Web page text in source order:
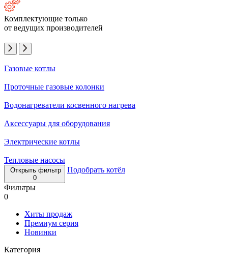
Комплектующие только
от ведущих производителей
Газовые котлы
Проточные газовые колонки
Водонагреватели косвенного нагрева
Аксессуары для оборудования
Электрические котлы
Тепловые насосы
Открыть фильтр
0
Подобрать котёл
Фильтры
0
Хиты продаж
Премиум серия
Новинки
Категория